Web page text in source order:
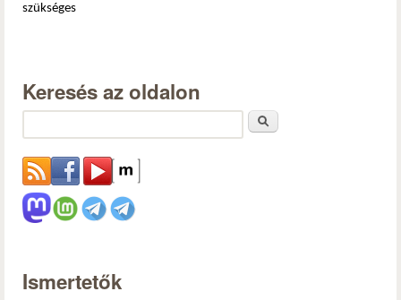
szükséges
Keresés az oldalon
Ismertetők